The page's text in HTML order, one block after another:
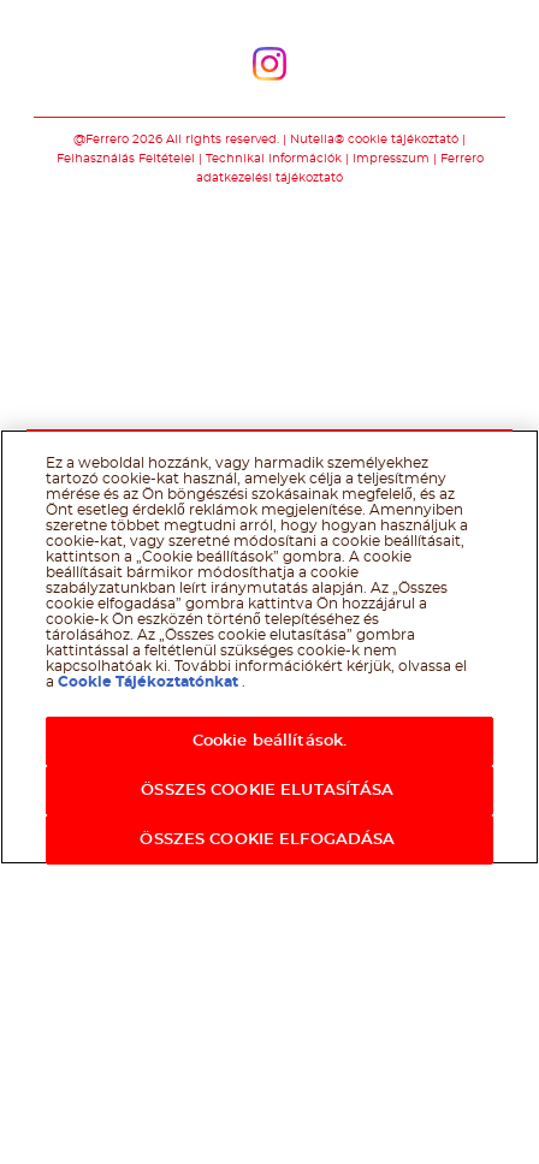
@Ferrero 2026 All rights reserved.
Nutella® cookie tájékoztató
Felhasználás Feltételei
Technikai információk Impresszum
Ferrero
adatkezelési tájékoztató
Ez a weboldal hozzánk, vagy harmadik személyekhez
tartozó cookie-kat használ, amelyek célja a teljesítmény
mérése és az Ön böngészési szokásainak megfelelő, és az
Önt esetleg érdeklő reklámok megjelenítése. Amennyiben
szeretne többet megtudni arról, hogy hogyan használjuk a
cookie-kat, vagy szeretné módosítani a cookie beállításait,
kattintson a „Cookie beállítások” gombra. A cookie
beállításait bármikor módosíthatja a cookie
szabályzatunkban leírt iránymutatás alapján. Az „Összes
cookie elfogadása” gombra kattintva Ön hozzájárul a
cookie-k Ön eszközén történő telepítéséhez és
tárolásához. Az „Összes cookie elutasítása” gombra
kattintással a feltétlenül szükséges cookie-k nem
kapcsolhatóak ki. További információkért kérjük, olvassa el
aCookie Tájékoztatónkat
Cookie beállítások.
ÖSSZES COOKIE ELUTASÍTÁSA
ÖSSZES COOKIE ELFOGADÁSA